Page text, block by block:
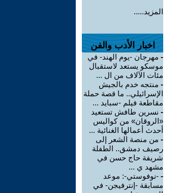
المزيد.....
اخبار الأدب والفن
- مهرجان -يوم الهند- في
موسكو يستعد لاستقبال
مئات الآلاف من ال ...
- منتجه خدم بالجيش
الإسرائيلي.. ما قصة حملة
مقاطعة فيلم -سبايد ...
- نسرين طافش تستعيد
«الروقان» من كواليس
أحدث أعمالها الغنائية ...
- من منصة الشعر إلى
رصيف دمشق.. الطفلة
شريفة حاج حسن في
مشهد ي ...
- -نوفوستي-: موعد
مسابقة -إنترفيجن- في